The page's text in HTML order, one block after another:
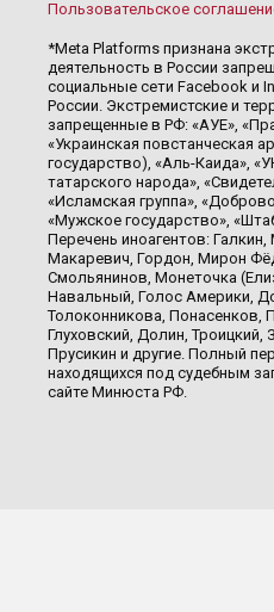
Пользовательское
*Meta Platforms признана
деятельность в России
социальные сети Facebook и
России. Экстремистские и
запрещенные в РФ: «АУЕ»,
«Украинская повстанческая
государство), «Аль-Каида»,
татарского народа»,
«Исламская группа»,
«Мужское государство»,
Перечень иноагентов:
Макаревич, Гордон, Мирон
Смольянинов, Монеточка
Навальный, Голос Америки,
Толоконникова, Понасенков,
Глуховский, Долин,
Прусикин и другие. Полный
находящихся под судебным
сайте Минюста РФ.